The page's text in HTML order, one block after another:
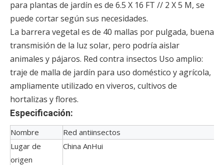
para plantas de jardín es de 6.5 X 16 FT // 2 X 5 M, se
puede cortar según sus necesidades.
La barrera vegetal es de 40 mallas por pulgada, buena
transmisión de la luz solar, pero podría aislar
animales y pájaros. Red contra insectos Uso amplio:
traje de malla de jardín para uso doméstico y agrícola,
ampliamente utilizado en viveros, cultivos de
hortalizas y flores.
Especificación:
Nombre
Red antiinsectos
Lugar de
origen
China AnHui